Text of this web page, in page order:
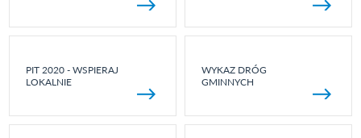
PIT 2020 - WSPIERAJ
LOKALNIE
WYKAZ DRÓG
GMINNYCH